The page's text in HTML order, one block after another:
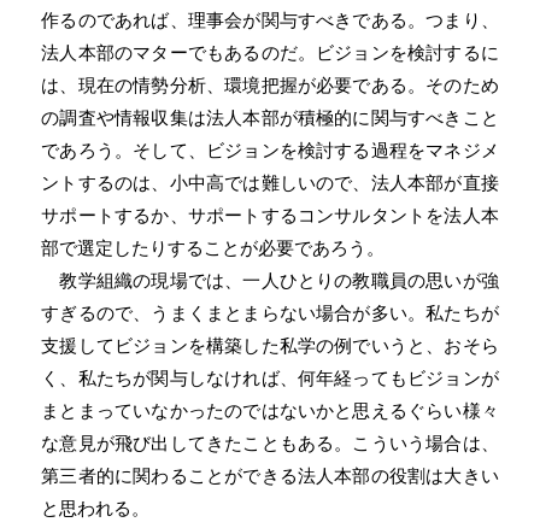
作るのであれば、理事会が関与すべきである。つまり、
法人本部のマターでもあるのだ。ビジョンを検討するに
は、現在の情勢分析、環境把握が必要である。そのため
の調査や情報収集は法人本部が積極的に関与すべきこと
であろう。そして、ビジョンを検討する過程をマネジメ
ントするのは、小中高では難しいので、法人本部が直接
サポートするか、サポートするコンサルタントを法人本
部で選定したりすることが必要であろう。
教学組織の現場では、一人ひとりの教職員の思いが強
すぎるので、うまくまとまらない場合が多い。私たちが
支援してビジョンを構築した私学の例でいうと、おそら
く、私たちが関与しなければ、何年経ってもビジョンが
まとまっていなかったのではないかと思えるぐらい様々
な意見が飛び出してきたこともある。こういう場合は、
第三者的に関わることができる法人本部の役割は大きい
と思われる。